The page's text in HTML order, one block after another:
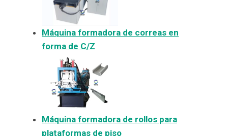
Máquina formadora de correas en
forma de C/Z
Máquina formadora de rollos para
plataformas de piso